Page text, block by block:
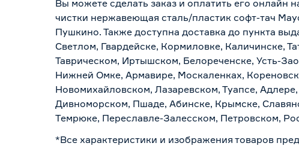
Вы можете сделать заказ и оплатить его онлайн
чистки нержавеющая сталь/пластик софт-тач
Пушкино. Также доступна доставка до пункта
Светлом, Гвардейске, Кормиловке, Каличинске,
Таврическом, Иртышском, Белореченске, Усть-
Нижней Омке, Армавире, Москаленках,
Новомихайловском, Лазаревском, Туапсе,
Дивноморском, Пшаде, Абинске, Крымске,
Темрюке, Переславле-Залесском, Петровском,
*Все характеристики и изображения товаров